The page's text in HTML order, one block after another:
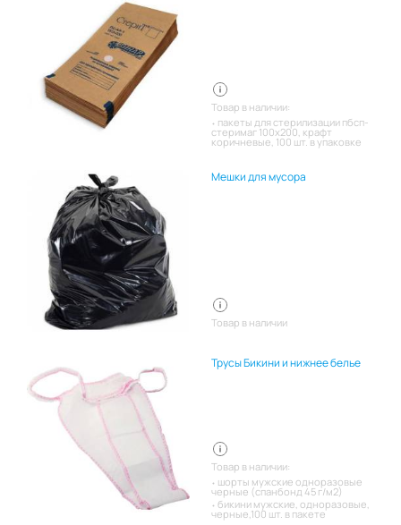
Товар в наличии:
пакеты для стерилизации пбсп-
стеримаг 100х200, крафт
коричневые, 100 шт. в упаковке
Мешки для мусора
Товар в наличии
Трусы Бикини и нижнее белье
Товар в наличии:
шорты мужские одноразовые
черные (спанбонд 45 г/м2)
бикини мужские, одноразовые,
черные,100 шт. в пакете